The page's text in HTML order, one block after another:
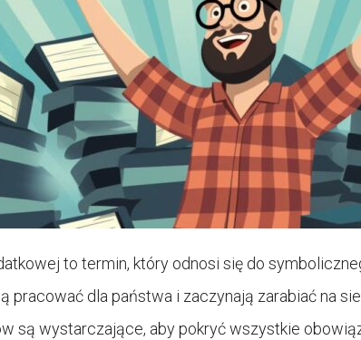
to termin, który odnosi się do
pracować dla państwa i zaczynają zarabiać na
są wystarczające, aby pokryć wszystkie